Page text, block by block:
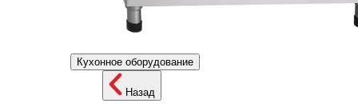
Кухонное оборудование
Назад